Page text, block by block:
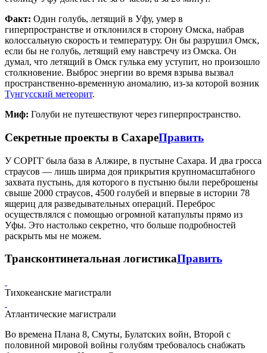
Факт: Один голубь, летящий в Уфу, умер в
гиперпространстве и отклонился в сторону Омска, набрав
колоссальную скорость и температуру. Он бы разрушил Омск,
если бы не голубь, летящий ему навстречу из Омска. Он
думал, что летящий в Омск гулька ему уступит, но произошло
столкновение. Выброс энергии во время взрыва вызвал
пространственно-временную аномалию, из-за которой возник
Тунгусский метеорит.
Миф: Голуби не путешествуют через гиперпространство.
Секретные проекты в СахареПравить
У СОРГГ была база в Алжире, в пустыне Сахара. И два гросса
страусов — лишь ширма доя прикрытия крупномасштабного
захвата пустынь, для которого в пустыню были переброшены
свыше 2000 страусов, 4500 голубей и впервые в истории 78
ящериц для разведывательных операций. Переброс
осуществлялся с помощью огромной катапульты прямо из
Уфы. Это настолько секретно, что больше подробностей
раскрыть мы не можем.
Трансконтинетальная логистикаПравить
Тихокеанские магистрали
Атлантические магистрали
Во времена Плана 8, Смуты, Булатских войн, Второй с
половиной мировой войны голубям требовалось снабжать